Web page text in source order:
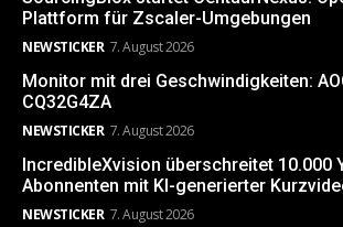
Plattform für Zscaler-Umgebungen
NEWSTICKER 7. August 2026
Monitor mit drei Geschwindigkeiten:
CQ32G4ZA
NEWSTICKER 7. August 2026
IncredibleXvision überschreitet 10.000
Abonnenten mit KI-generierter
NEWSTICKER 7. August 2026